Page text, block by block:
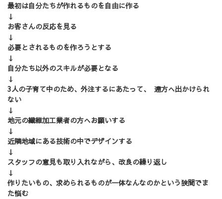
最初は自分たちが作れるものを自由に作る
↓
お客さんの反応を見る
↓
必要とされるものを作ろうとする
↓
自分たち以外のスキルが必要となる
↓
3人の子育て中のため、外注するにあたって、 遠方へ出かけられ
ない
↓
地元の繊維加工業者の方へお願いする
↓
近隣地域にある技術の中でデザインする
↓
スタッフの意見も取り入れながら、改良の繰り返し
↓
作りたいもの、求められるものが一体なんなのかという狭間でま
た悩む